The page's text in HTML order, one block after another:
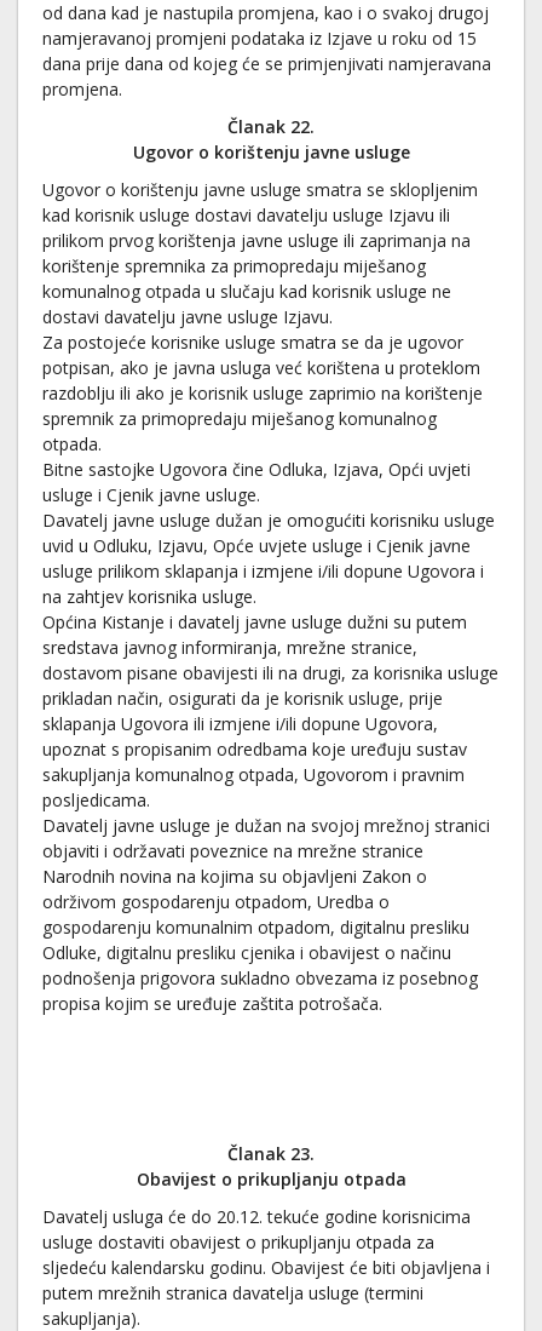
od dana kad je nastupila promjena, kao i o svakoj drugoj
namjeravanoj promjeni podataka iz Izjave u roku od 15
dana prije dana od kojeg će se primjenjivati namjeravana
promjena.
Članak 22.
Ugovor o korištenju javne usluge
Ugovor o korištenju javne usluge smatra se sklopljenim
kad korisnik usluge dostavi davatelju usluge Izjavu ili
prilikom prvog korištenja javne usluge ili zaprimanja na
korištenje spremnika za primopredaju miješanog
komunalnog otpada u slučaju kad korisnik usluge ne
dostavi davatelju javne usluge Izjavu.
Za postojeće korisnike usluge smatra se da je ugovor
potpisan, ako je javna usluga već korištena u proteklom
razdoblju ili ako je korisnik usluge zaprimio na korištenje
spremnik za primopredaju miješanog komunalnog
otpada.
Bitne sastojke Ugovora čine Odluka, Izjava, Opći uvjeti
usluge i Cjenik javne usluge.
Davatelj javne usluge dužan je omogućiti korisniku usluge
uvid u Odluku, Izjavu, Opće uvjete usluge i Cjenik javne
usluge prilikom sklapanja i izmjene i/ili dopune Ugovora i
na zahtjev korisnika usluge.
Općina Kistanje i davatelj javne usluge dužni su putem
sredstava javnog informiranja, mrežne stranice,
dostavom pisane obavijesti ili na drugi, za korisnika usluge
prikladan način, osigurati da je korisnik usluge, prije
sklapanja Ugovora ili izmjene i/ili dopune Ugovora,
upoznat s propisanim odredbama koje uređuju sustav
sakupljanja komunalnog otpada, Ugovorom i pravnim
posljedicama.
Davatelj javne usluge je dužan na svojoj mrežnoj stranici
objaviti i održavati poveznice na mrežne stranice
Narodnih novina na kojima su objavljeni Zakon o
održivom gospodarenju otpadom, Uredba o
gospodarenju komunalnim otpadom, digitalnu presliku
Odluke, digitalnu presliku cjenika i obavijest o načinu
podnošenja prigovora sukladno obvezama iz posebnog
propisa kojim se uređuje zaštita potrošača.
Članak 23.
Obavijest o prikupljanju otpada
Davatelj usluga će do 20.12. tekuće godine korisnicima
usluge dostaviti obavijest o prikupljanju otpada za
sljedeću kalendarsku godinu. Obavijest će biti objavljena i
putem mrežnih stranica davatelja usluge (termini
sakupljanja).